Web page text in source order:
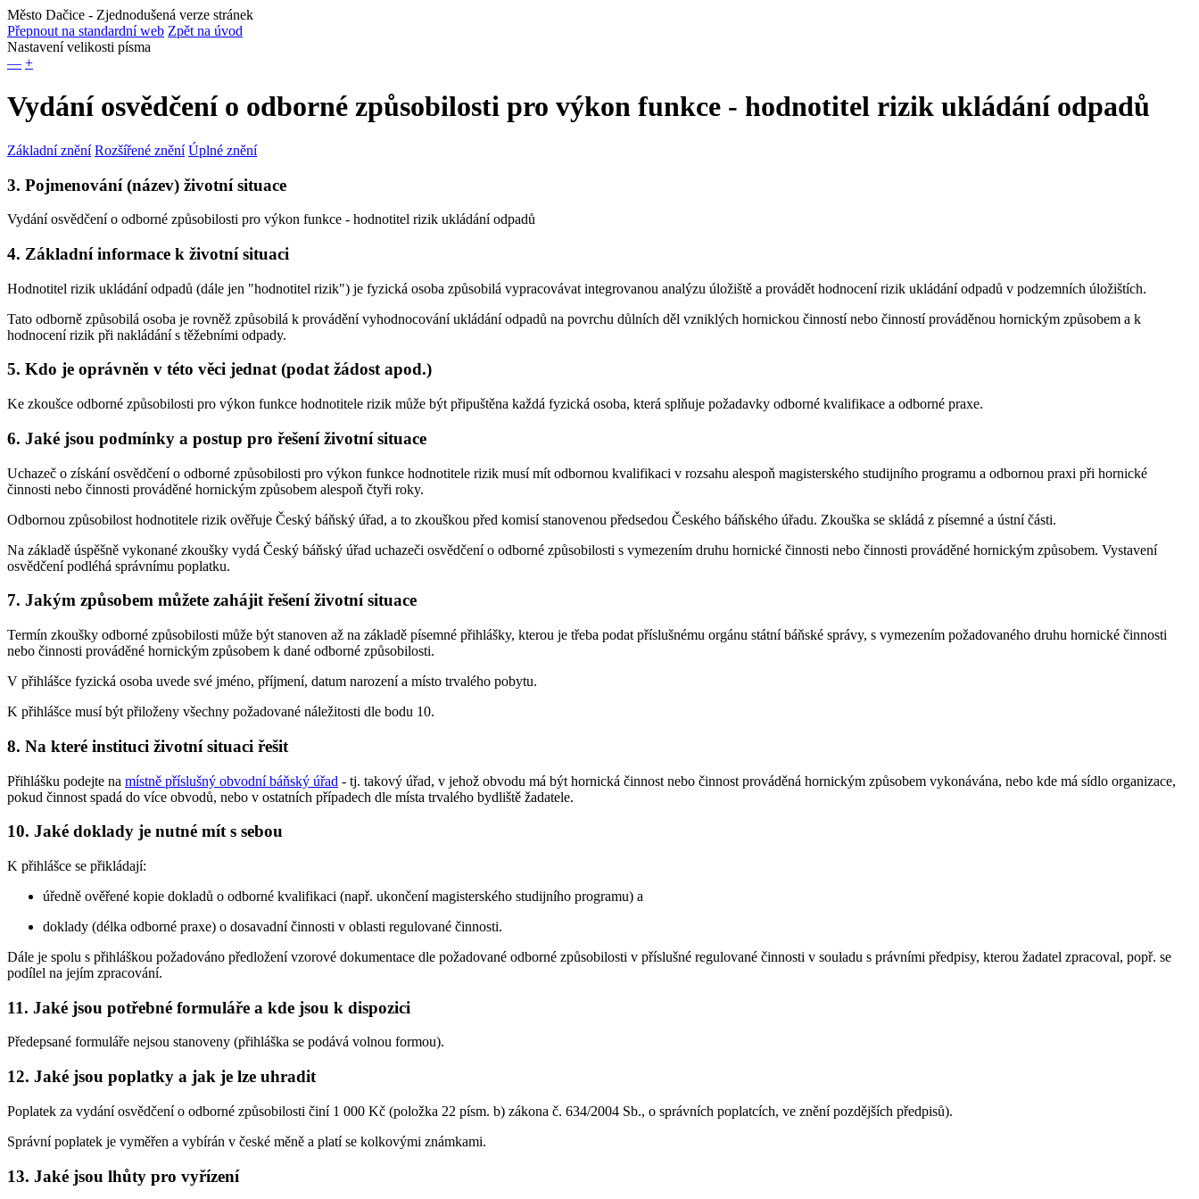
Město Dačice - Zjednodušená verze stránek
Přepnout na standardní web Zpět na úvod
Nastavení velikosti písma
— +
Vydání osvědčení o odborné způsobilosti pro výkon funkce - hodnotitel rizik ukládání odpadů
Základní znění Rozšířené znění Úplné znění
3. Pojmenování (název) životní situace
Vydání osvědčení o odborné způsobilosti pro výkon funkce - hodnotitel rizik ukládání odpadů
4. Základní informace k životní situaci
Hodnotitel rizik ukládání odpadů (dále jen "hodnotitel rizik") je fyzická osoba způsobilá vypracovávat integrovanou analýzu úložiště a provádět hodnocení rizik ukládání odpadů v podzemních úložištích.
Tato odborně způsobilá osoba je rovněž způsobilá k provádění vyhodnocování ukládání odpadů na povrchu důlních děl vzniklých hornickou činností nebo činností prováděnou hornickým způsobem a k
hodnocení rizik při nakládání s těžebními odpady.
5. Kdo je oprávněn v této věci jednat (podat žádost apod.)
Ke zkoušce odborné způsobilosti pro výkon funkce hodnotitele rizik může být připuštěna každá fyzická osoba, která splňuje požadavky odborné kvalifikace a odborné praxe.
6. Jaké jsou podmínky a postup pro řešení životní situace
Uchazeč o získání osvědčení o odborné způsobilosti pro výkon funkce hodnotitele rizik musí mít odbornou kvalifikaci v rozsahu alespoň magisterského studijního programu a odbornou praxi při hornické
činnosti nebo činnosti prováděné hornickým způsobem alespoň čtyři roky.
Odbornou způsobilost hodnotitele rizik ověřuje Český báňský úřad, a to zkouškou před komisí stanovenou předsedou Českého báňského úřadu. Zkouška se skládá z písemné a ústní části.
Na základě úspěšně vykonané zkoušky vydá Český báňský úřad uchazeči osvědčení o odborné způsobilosti s vymezením druhu hornické činnosti nebo činnosti prováděné hornickým způsobem. Vystavení
osvědčení podléhá správnímu poplatku.
7. Jakým způsobem můžete zahájit řešení životní situace
Termín zkoušky odborné způsobilosti může být stanoven až na základě písemné přihlášky, kterou je třeba podat příslušnému orgánu státní báňské správy, s vymezením požadovaného druhu hornické činnosti
nebo činnosti prováděné hornickým způsobem k dané odborné způsobilosti.
V přihlášce fyzická osoba uvede své jméno, příjmení, datum narození a místo trvalého pobytu.
K přihlášce musí být přiloženy všechny požadované náležitosti dle bodu 10.
8. Na které instituci životní situaci řešit
Přihlášku podejte na místně příslušný obvodní báňský úřad - tj. takový úřad, v jehož obvodu má být hornická činnost nebo činnost prováděná hornickým způsobem vykonávána, nebo kde má sídlo organizace,
pokud činnost spadá do více obvodů, nebo v ostatních případech dle místa trvalého bydliště žadatele.
10. Jaké doklady je nutné mít s sebou
K přihlášce se přikládají:
úředně ověřené kopie dokladů o odborné kvalifikaci (např. ukončení magisterského studijního programu) a
doklady (délka odborné praxe) o dosavadní činnosti v oblasti regulované činnosti.
Dále je spolu s přihláškou požadováno předložení vzorové dokumentace dle požadované odborné způsobilosti v příslušné regulované činnosti v souladu s právními předpisy, kterou žadatel zpracoval, popř. se
podílel na jejím zpracování.
11. Jaké jsou potřebné formuláře a kde jsou k dispozici
Předepsané formuláře nejsou stanoveny (přihláška se podává volnou formou).
12. Jaké jsou poplatky a jak je lze uhradit
Poplatek za vydání osvědčení o odborné způsobilosti činí 1 000 Kč (položka 22 písm. b) zákona č. 634/2004 Sb., o správních poplatcích, ve znění pozdějších předpisů).
Správní poplatek je vyměřen a vybírán v české měně a platí se kolkovými známkami.
13. Jaké jsou lhůty pro vyřízení